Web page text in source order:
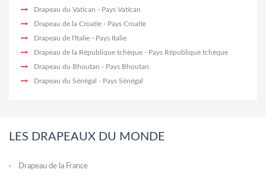
Drapeau du Vatican - Pays Vatican
Drapeau de la Croatie - Pays Croatie
Drapeau de l'Italie - Pays Italie
Drapeau de la République tchèque - Pays République tchèque
Drapeau du Bhoutan - Pays Bhoutan
Drapeau du Sénégal - Pays Sénégal
LES DRAPEAUX DU MONDE
Drapeau de la France